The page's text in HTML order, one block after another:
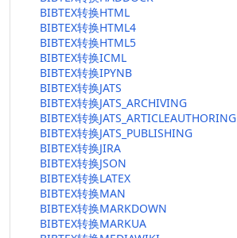
BIBTEX转换HTML
BIBTEX转换HTML4
BIBTEX转换HTML5
BIBTEX转换ICML
BIBTEX转换IPYNB
BIBTEX转换JATS
BIBTEX转换JATS_ARCHIVING
BIBTEX转换JATS_ARTICLEAUTHORING
BIBTEX转换JATS_PUBLISHING
BIBTEX转换JIRA
BIBTEX转换JSON
BIBTEX转换LATEX
BIBTEX转换MAN
BIBTEX转换MARKDOWN
BIBTEX转换MARKUA